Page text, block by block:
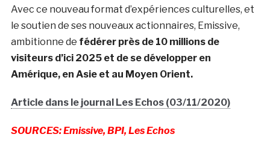
Avec ce nouveau format d’expériences culturelles, et
le soutien de ses nouveaux actionnaires, Emissive,
ambitionne de fédérer près de 10 millions de
visiteurs d’ici 2025 et de se développer en
Amérique, en Asie et au Moyen Orient.
Article dans le journal Les Echos (03/11/2020)
SOURCES: Emissive, BPI, Les Echos